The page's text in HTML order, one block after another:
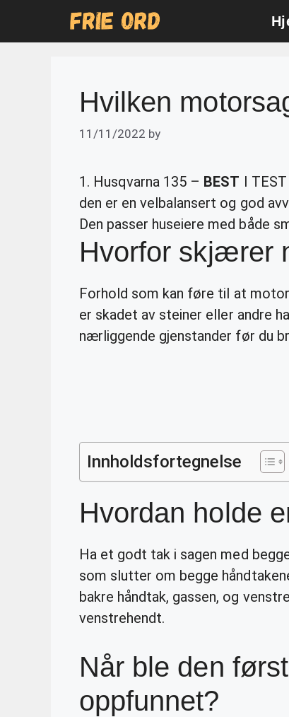
Hvilken
11/11/2022 by
1. Husqvarna 135 – BEST I TEST
den er en velbalansert og god
Den passer huseiere med både
Hvorfor skjærer
Forhold som kan føre til at
er skadet av steiner eller andre
nærliggende gjenstander før du
Innholdsfortegnelse
Hvordan holde
Ha et godt tak i sagen med
som slutter om begge
bakre håndtak, gassen, og
venstrehendt.
Når ble den
oppfunnet?